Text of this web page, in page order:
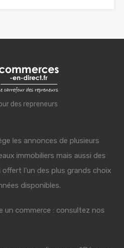
des repreneurs
les annonces de plusieurs
immobiliers mais aussi des
offert l'un des plus grands choix
disponibles.
un commerce : consultez nos